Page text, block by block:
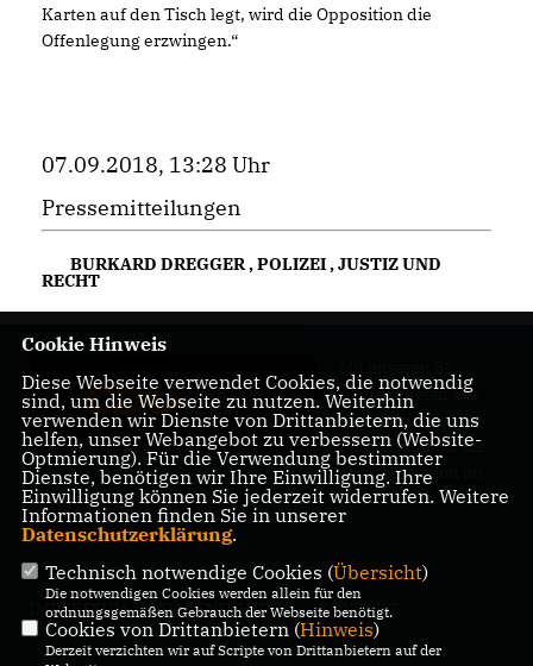
Karten auf den Tisch legt, wird die Opposition die
Offenlegung erzwingen.“
07.09.2018, 13:28 Uhr
Pressemitteilungen
BURKARD DREGGER,POLIZEI,JUSTIZ UND
RECHT
Abgeordneten aus
allen Bezirken
Berlins sind wir die
größte Fraktion im
Berliner Abgeordnetenhaus.
IMPRESSUM DATENSCHUTZ KONTAKT
Cookie Hinweis
Diese Webseite verwendet Cookies, die notwendig
sind, um die Webseite zu nutzen. Weiterhin
verwenden wir Dienste von Drittanbietern, die uns
helfen, unser Webangebot zu verbessern (Website-
Optmierung). Für die Verwendung bestimmter
Dienste, benötigen wir Ihre Einwilligung. Ihre
Einwilligung können Sie jederzeit widerrufen. Weitere
Informationen finden Sie in unserer
Datenschutzerklärung.
Technisch notwendige Cookies (Übersicht)
Die notwendigen Cookies werden allein für den
ordnungsgemäßen Gebrauch der Webseite benötigt.
Cookies von Drittanbietern (Hinweis)
Derzeit verzichten wir auf Scripte von Drittanbietern auf der